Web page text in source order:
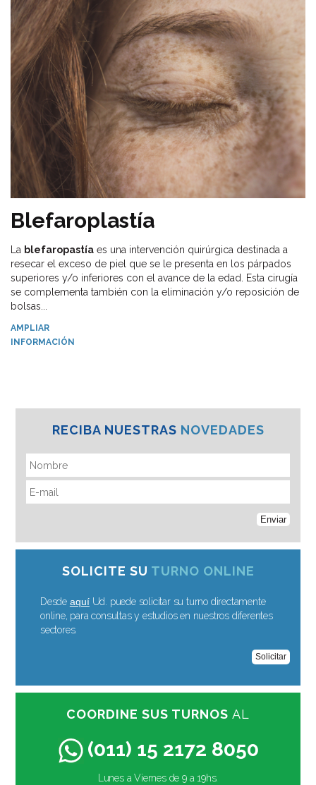
Blefaroplastía
La blefaropastía es una intervención quirúrgica destinada a
resecar el exceso de piel que se le presenta en los párpados
superiores y/o inferiores con el avance de la edad. Esta cirugía
se complementa también con la eliminación y/o reposición de
bolsas...
AMPLIAR
INFORMACIÓN
RECIBA NUESTRAS NOVEDADES
SOLICITE SU TURNO ONLINE
Desde aquíUd. puede solicitar su turno directamente
online, para consultas y estudios en nuestros diferentes
sectores.
Solicitar
COORDINE SUS TURNOS AL
(011) 15 2172 8050
Lunes a Viernes de 9 a 19hs.